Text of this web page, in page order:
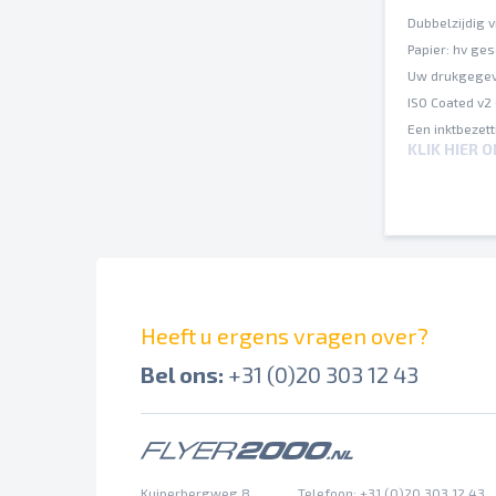
Dubbelzijdig
Papier: hv
Uw
ISO Coated
Een
Op
Afbrekingen
KLIK HIER
Heeft u ergens vragen over?
Bel ons: +31 (0)20 303 12 43
Kuiperbergweg 8 Telefoon: +31 (0)20 303 12 43